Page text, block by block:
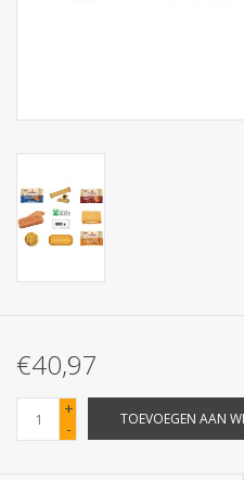
Verpakking
Kantoorbenodigdheden
Corona
Sinterklaassnoep
€40,97
+
-
TOEVOEGEN AAN